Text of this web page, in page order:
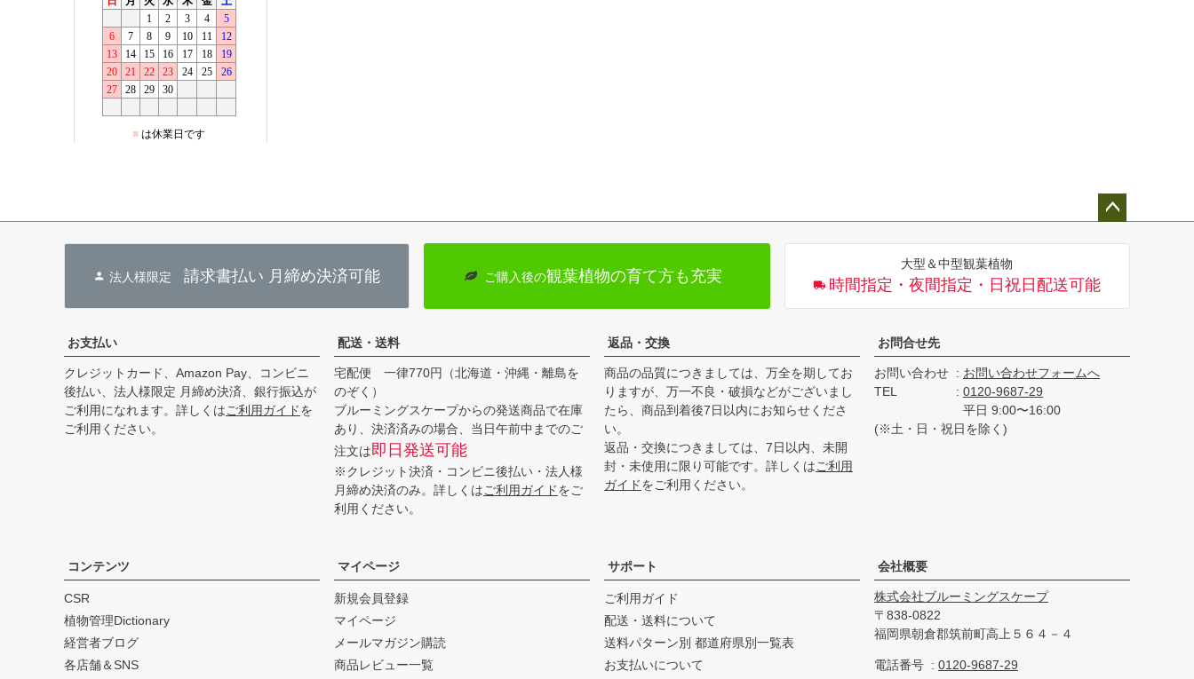
へ
法人様限定請求書払い 月締め決済可能 ご購入後の観葉植物の育て方も充実
大型＆中型観葉植物
時間指定・夜間指定・日祝日配送可能
お支払い
クレジットカード、Amazon Pay、コンビニ
後払い、法人様限定 月締め決済、銀行振込が
ご利用になれます。詳しくはご利用ガイドを
ご利用ください。
配送・送料
宅配便 一律770円（北海道・沖縄・離島を
のぞく）
ブルーミングスケープからの発送商品で在庫
あり、決済済みの場合、当日午前中までのご
注文は即日発送可能
※クレジット決済・コンビニ後払い・法人様
月締め決済のみ。詳しくはご利用ガイドをご
利用ください。
返品・交換
商品の品質につきましては、万全を期してお
りますが、万一不良・破損などがございまし
たら、商品到着後7日以内にお知らせくださ
い。
返品・交換につきましては、7日以内、未開
封・未使用に限り可能です。詳しくはご利用
ガイドをご利用ください。
お問合せ先
お問い合わせ
お問い合わせフォームへ
TEL
0120-9687-29
平日 9:00〜16:00
(※土・日・祝日を除く)
コンテンツ
CSR
植物管理Dictionary
経営者ブログ
各店舗＆SNS
マイページ
新規会員登録
マイページ
メールマガジン購読
商品レビュー一覧
サポート
ご利用ガイド
配送・送料について
送料パターン別 都道府県別一覧表
お支払いについて
会社概要
株式会社ブルーミングスケープ
838-0822
福岡県朝倉郡筑前町高上５６４－４
電話番号
0120-9687-29